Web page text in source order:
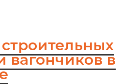
вагончиков в